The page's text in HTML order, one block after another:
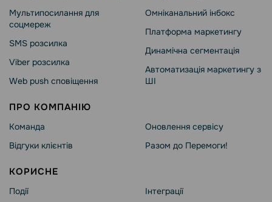
Мультипосилання для
соцмереж
SMS розсилка
Viber розсилка
Web push сповіщення
Омніканальний інбокс
Платформа маркетингу
Динамічна сегментація
Автоматизація маркетингу з
ШІ
ПРО КОМПАНІЮ
Команда
Відгуки клієнтів
Оновлення сервісу
Разом до Перемоги!
КОРИСНЕ
Події
Інтеграції